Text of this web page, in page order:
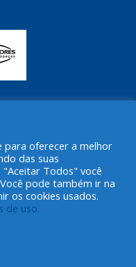
para oferecer a melhor
das suas
"Aceitar Todos" você
pode também ir na
os cookies usados.
de uso.